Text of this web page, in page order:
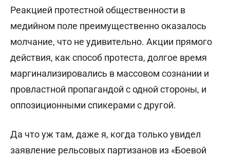
Реакцией протестной общественности в
медийном поле преимущественно оказалось
молчание, что не удивительно. Акции прямого
действия, как способ протеста, долгое время
маргинализировались в массовом сознании и
провластной пропагандой с одной стороны, и
оппозиционными спикерами с другой.
Да что уж там, даже я, когда только увидел
заявление рельсовых партизанов из «Боевой